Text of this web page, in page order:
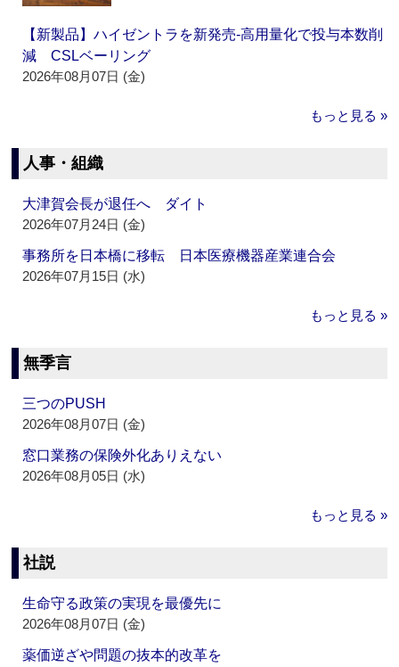
【新製品】ハイゼントラを新発売‐高用量化で投与本数削
減 CSLベーリング
2026年08月07日 (金)
もっと見る »
人事・組織
大津賀会長が退任へ ダイト
2026年07月24日 (金)
事務所を日本橋に移転 日本医療機器産業連合会
2026年07月15日 (水)
もっと見る »
無季言
三つのPUSH
2026年08月07日 (金)
窓口業務の保険外化ありえない
2026年08月05日 (水)
もっと見る »
社説
生命守る政策の実現を最優先に
2026年08月07日 (金)
薬価逆ざや問題の抜本的改革を